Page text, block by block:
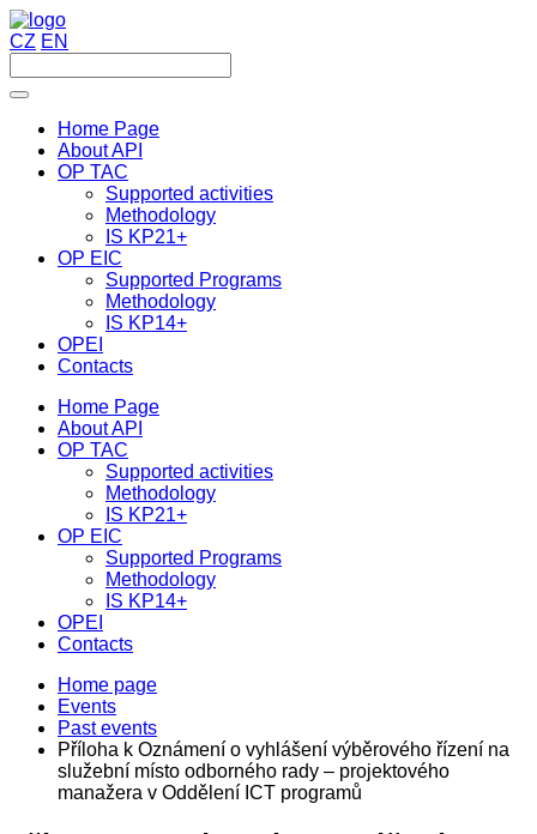
CZ EN
Home Page
About API
OP TAC
Supported activities
Methodology
IS KP21+
OP EIC
Supported Programs
Methodology
IS KP14+
OPEI
Contacts
Home Page
About API
OP TAC
Supported activities
Methodology
IS KP21+
OP EIC
Supported Programs
Methodology
IS KP14+
OPEI
Contacts
Home page
Events
Past events
Příloha k Oznámení o vyhlášení výběrového řízení na
služební místo odborného rady – projektového
manažera v Oddělení ICT programů